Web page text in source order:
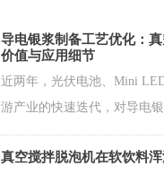
功形尺寸
本机重量
导电银浆制备工艺优化：
价值与应用细节
近两年，光伏电池、Mini
游产业的快速迭代，对导电
稳定性提出了越来越高的要
争，早已从单纯的配方比拼
真空搅拌脱泡机在软饮料